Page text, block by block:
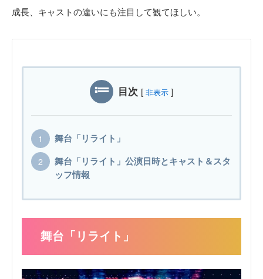
成長、キャストの違いにも注目して観てほしい。
目次 [ 非表示 ]
舞台「リライト」
舞台「リライト」公演日時とキャスト＆スタ
ッフ情報
舞台「リライト」